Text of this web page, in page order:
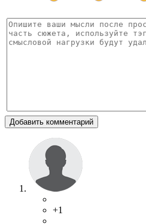
Добавить комментарий
+1